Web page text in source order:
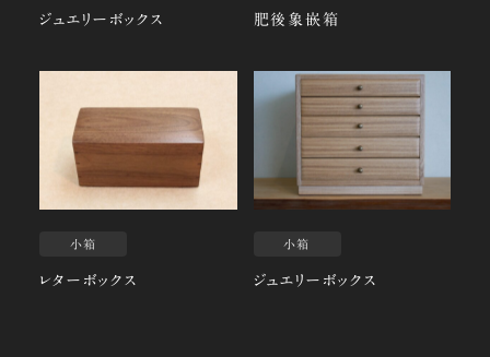
ジュエリーボックス 肥後象嵌箱
小箱
レターボックス
小箱
ジュエリーボックス